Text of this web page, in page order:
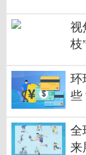
视
枝
环
些
全
来